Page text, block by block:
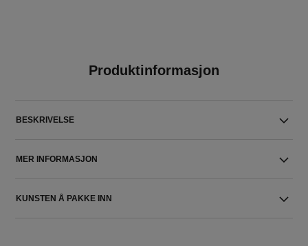
Produktinformasjon
BESKRIVELSE
MER INFORMASJON
KUNSTEN Å PAKKE INN